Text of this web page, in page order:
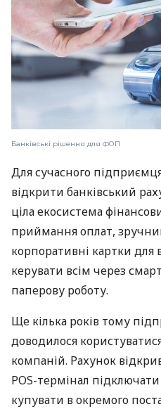
Банківські рішення для ФОП
Для сучасного
відкрити банківський
ціла екосистема
приймання оплат,
корпоративні картки для
керувати всім через
паперову роботу.
Ще кілька років тому
доводилося
компаній. Рахунок
POS-термінал
купувати в окремого